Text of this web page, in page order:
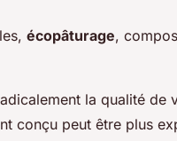
écopâturage,
la qualité de
conçu peut être plus